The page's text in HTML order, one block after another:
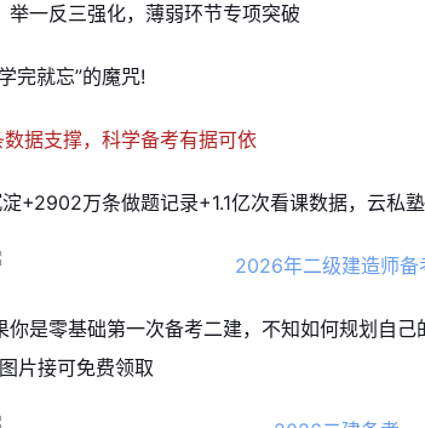
举一反三强化，薄弱环节专项突破
完就忘”的魔咒!
据支撑，科学备考有据可依
+2902万条做题记录+1.1亿次看课数据，云私
你是零基础第一次备考二建，不知如何规划自己
片接可免费领取